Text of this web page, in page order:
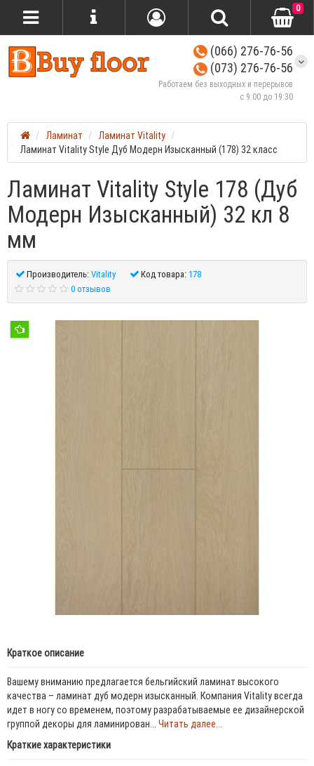
(066) 276-76-56
(073) 276-76-56
Работаем без выходных и перерывов
с 9:00 до 19:30
0
Ламинат
Ламинат Vitality
Ламинат Vitality Style Дуб Модерн Изысканный (178) 32 класс
Ламинат Vitality Style 178 (Дуб
Модерн Изысканный) 32 кл 8
мм
Производитель:Vitality Код товара:178
0 отзывов
Краткое описание
Вашему вниманию предлагается бельгийский ламинат высокого
качества – ламинат дуб модерн изысканный. Компания Vitality всегда
идет в ногу со временем, поэтому разрабатываемые ее дизайнерской
группой декоры для ламинирован... Читать далее...
Краткие характеристики